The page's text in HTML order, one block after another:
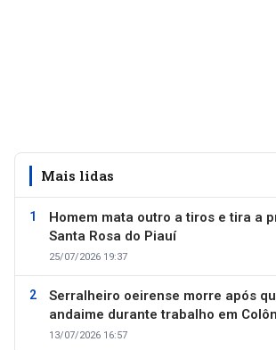
Mais lidas
Homem mata outro a tiros e tira a
Santa Rosa do Piauí
25/07/2026 19:37
Serralheiro oeirense morre após
andaime durante trabalho em
13/07/2026 16:57